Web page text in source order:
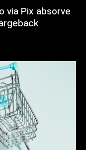
via Pix absorve